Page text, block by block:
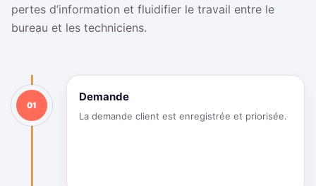
pertes d’information et fluidifier le travail entre le
bureau et les techniciens.
01
Demande
La demande client est enregistrée et priorisée.